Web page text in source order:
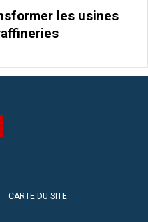
les usines
CARTE DU SITE